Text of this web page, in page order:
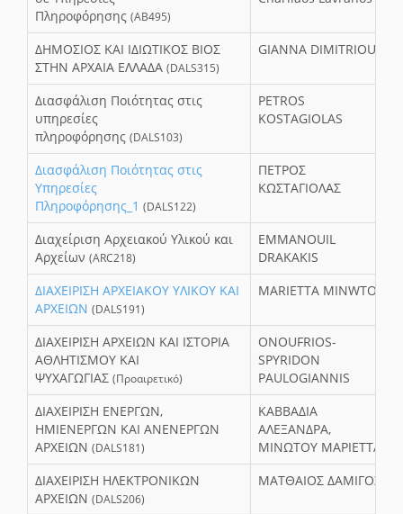
Πληροφόρησης (ΑΒ495)
ΔΗΜΟΣΙΟΣ ΚΑΙ ΙΔΙΩΤΙΚΟΣ ΒΙΟΣ
ΣΤΗΝ ΑΡΧΑΙΑ ΕΛΛΑΔΑ (DALS315)
GIANNA DIMITRIOU
Διασφάλιση Ποιότητας στις
υπηρεσίες
πληροφόρησης (DALS103)
PETROS
KOSTAGIOLAS
Διασφάλιση Ποιότητας στις
Υπηρεσίες
Πληροφόρησης_1 (DALS122)
ΠΕΤΡΟΣ
ΚΩΣΤΑΓΙΟΛΑΣ
Διαχείριση Αρχειακού Υλικού και
Αρχείων (ARC218)
EMMANOUIL
DRAKAKIS
ΔΙΑΧΕΙΡΙΣΗ ΑΡΧΕΙΑΚΟΥ ΥΛΙΚΟΥ ΚΑΙ
ΑΡΧΕΙΩΝ (DALS191)
MARIETTA MINWTOU
ΔΙΑΧΕΙΡΙΣΗ ΑΡΧΕΙΩΝ ΚΑΙ ΙΣΤΟΡΙΑ
ΑΘΛΗΤΙΣΜΟΥ ΚΑΙ
ΨΥΧΑΓΩΓΙΑΣ (Προαιρετικό)
ONOUFRIOS-
SPYRIDON
PAULOGIANNIS
ΔΙΑΧΕΙΡΙΣΗ ΕΝΕΡΓΩΝ,
ΗΜΙΕΝΕΡΓΩΝ ΚΑΙ ΑΝΕΝΕΡΓΩΝ
ΑΡΧΕΙΩΝ (DALS181)
ΚΑΒΒΑΔΙΑ
ΑΛΕΞΑΝΔΡΑ,
ΜΙΝΩΤΟΥ ΜΑΡΙΕΤΤΑ
ΔΙΑΧΕΙΡΙΣΗ ΗΛΕΚΤΡΟΝΙΚΩΝ
ΑΡΧΕΙΩΝ (DALS206)
ΜΑΤΘΑΙΟΣ ΔΑΜΙΓΟΣ